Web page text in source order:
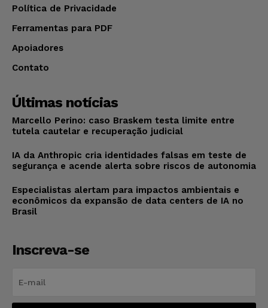
Política de Privacidade
Ferramentas para PDF
Apoiadores
Contato
Últimas notícias
Marcello Perino: caso Braskem testa limite entre
tutela cautelar e recuperação judicial
IA da Anthropic cria identidades falsas em teste de
segurança e acende alerta sobre riscos de autonomia
Especialistas alertam para impactos ambientais e
econômicos da expansão de data centers de IA no
Brasil
Inscreva-se